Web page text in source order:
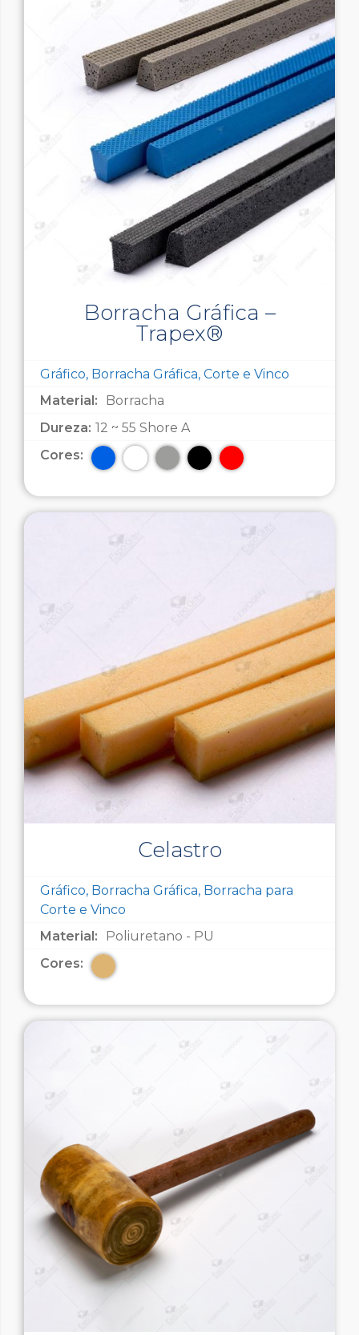
Borracha Gráfica –
Trapex®
Gráfico, Borracha Gráfica, Corte e Vinco
Material:
Borracha
Dureza: 12 ~ 55 Shore A
Cores:
Celastro
Gráfico, Borracha Gráfica, Borracha para
Corte e Vinco
Material:
Poliuretano - PU
Cores: